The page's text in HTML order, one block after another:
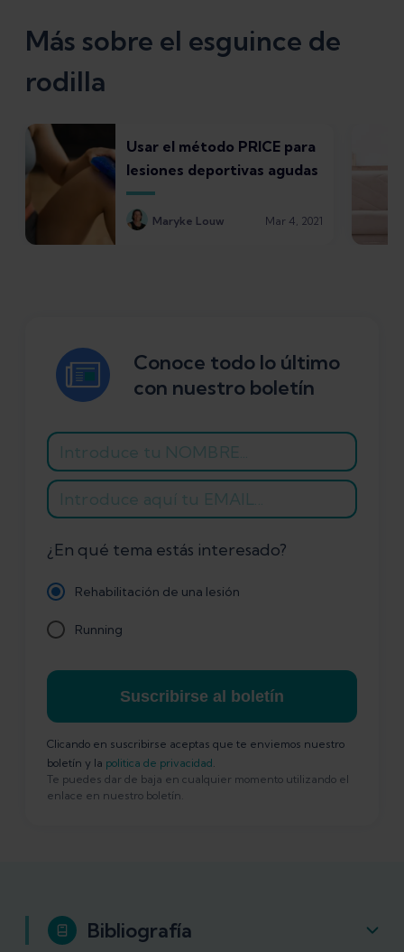
Más sobre el esguince de
rodilla
Usar el método PRICE para
lesiones deportivas agudas
Maryke Louw Mar 4, 2021
Conoce todo lo último
con nuestro boletín
¿En qué tema estás interesado?
Rehabilitación de una lesión
Running
Suscribirse al boletín
Clicando en suscribirse aceptas que te enviemos nuestro
boletín y la politica de privacidad.
Te puedes dar de baja en cualquier momento utilizando el
enlace en nuestro boletín.
Bibliografía